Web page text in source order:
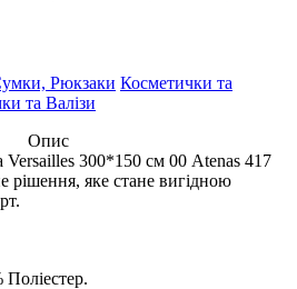
Рюкзаки Косметички та
та Валізи
Опис
Versailles 300*150 см 00 Atenas 417
рішення, яке стане вигідною